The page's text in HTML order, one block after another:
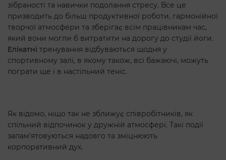
зібраності та навички подолання стресу. Все це
призводить до більш продуктивної роботи, гармонійної
творчої атмосфери та зберігає всім працівникам час,
який вони могли б витратити на дорогу до студії йоги.
Елікатні тренування відбуваються щодня у
спортивному залі, в якому також, всі бажаючі, можуть
пограти ще і в настільний теніс.
Як відомо, ніщо так не зближує співробітників, як
спільний відпочинок у дружній атмосфері. Такі події
запам’ятовуються надовго та зміцнюють
корпоративний дух.